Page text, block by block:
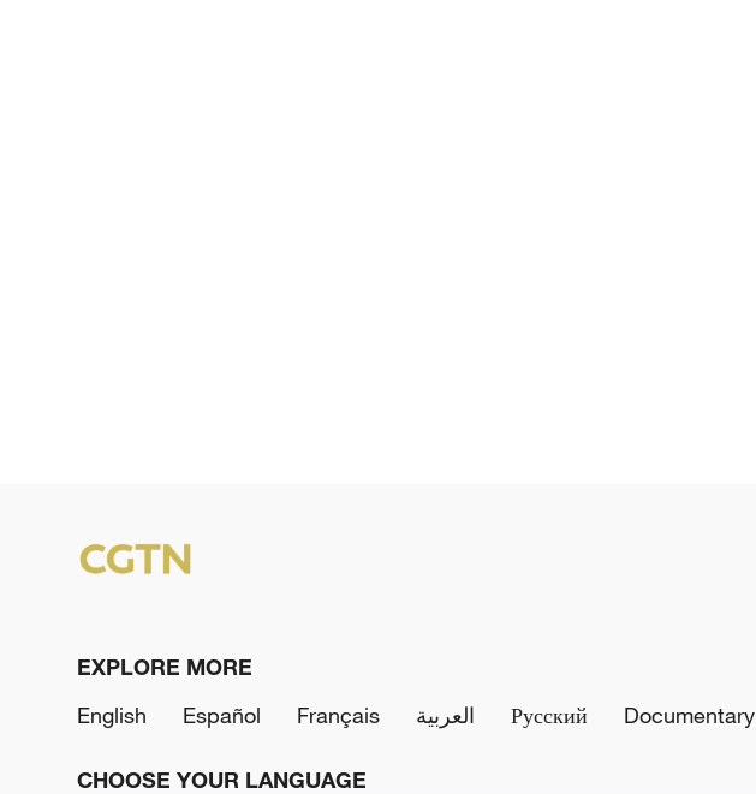
EXPLORE MORE
English
Español Français العربية Русский Documentary
CHOOSE YOUR LANGUAGE